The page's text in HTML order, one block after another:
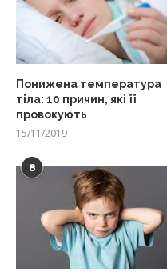
Понижена температура
тіла: 10 причин, які її
провокують
15/11/2019
8